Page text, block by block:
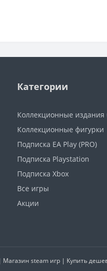
Категории
Коллекционные издания
Коллекционные фигурки
Подписка EA Play (PRO)
Подписка Playstation
Подписка Xbox
Все игры
Акции
Магазин steam игр | Купить